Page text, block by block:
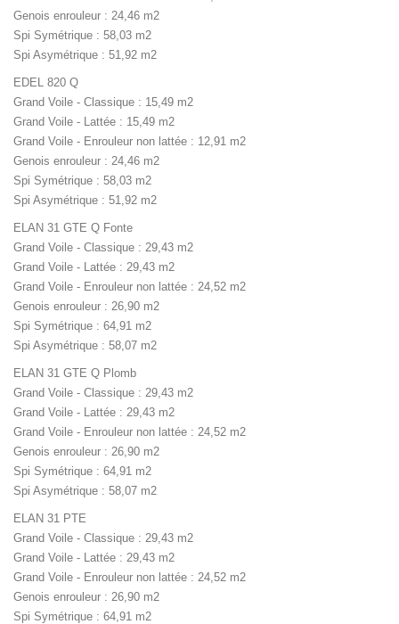
Genois enrouleur : 24,46 m2
Spi Symétrique : 58,03 m2
Spi Asymétrique : 51,92 m2
EDEL 820 Q
Grand Voile - Classique : 15,49 m2
Grand Voile - Lattée : 15,49 m2
Grand Voile - Enrouleur non lattée : 12,91 m2
Genois enrouleur : 24,46 m2
Spi Symétrique : 58,03 m2
Spi Asymétrique : 51,92 m2
ELAN 31 GTE Q Fonte
Grand Voile - Classique : 29,43 m2
Grand Voile - Lattée : 29,43 m2
Grand Voile - Enrouleur non lattée : 24,52 m2
Genois enrouleur : 26,90 m2
Spi Symétrique : 64,91 m2
Spi Asymétrique : 58,07 m2
ELAN 31 GTE Q Plomb
Grand Voile - Classique : 29,43 m2
Grand Voile - Lattée : 29,43 m2
Grand Voile - Enrouleur non lattée : 24,52 m2
Genois enrouleur : 26,90 m2
Spi Symétrique : 64,91 m2
Spi Asymétrique : 58,07 m2
ELAN 31 PTE
Grand Voile - Classique : 29,43 m2
Grand Voile - Lattée : 29,43 m2
Grand Voile - Enrouleur non lattée : 24,52 m2
Genois enrouleur : 26,90 m2
Spi Symétrique : 64,91 m2